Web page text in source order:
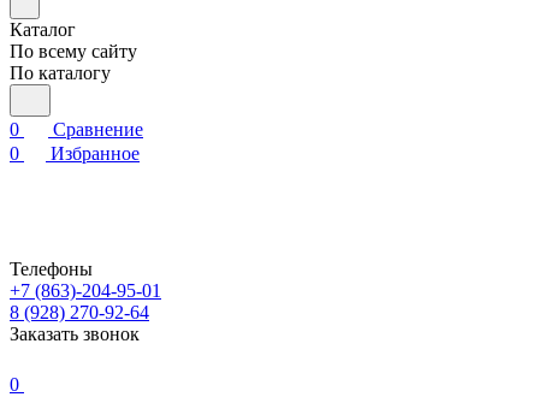
Каталог
По всему сайту
По каталогу
0
Сравнение
0
Избранное
Телефоны
+7 (863)-204-95-01
8 (928) 270-92-64
Заказать звонок
0